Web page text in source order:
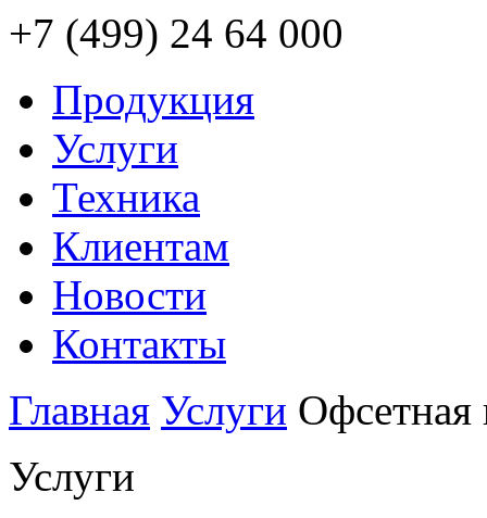
+7 (499) 24 64 000
Продукция
Услуги
Техника
Клиентам
Новости
Контакты
Главная Услуги Офсетная
Услуги